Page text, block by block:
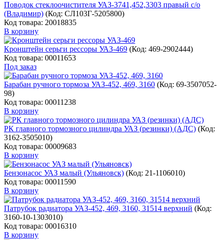
Поводок стеклоочистителя УАЗ-3741,452,3303 правый с/о
(Владимир) (Код: СЛ103Г-5205800)
Код товара: 20018835
В корзину
Кронштейн серьги рессоры УАЗ-469 (Код: 469-2902444)
Код товара: 00011653
Под заказ
Барабан ручного тормоза УАЗ-452, 469, 3160 (Код: 69-3507052-
98)
Код товара: 00011238
В корзину
РК главного тормозного цилиндра УАЗ (резинки) (АДС) (Код:
3162-3505010)
Код товара: 00009683
В корзину
Бензонасос УАЗ малый (Ульяновск) (Код: 21-1106010)
Код товара: 00011590
В корзину
Патрубок радиатора УАЗ-452, 469, 3160, 31514 верхний (Код:
3160-10-1303010)
Код товара: 00016310
В корзину